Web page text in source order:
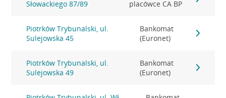
Słowackiego 87/89
placówce CA BP
Piotrków Trybunalski, ul.
Sulejowska 45
Bankomat
(Euronet)
Piotrków Trybunalski, ul.
Sulejowska 49
Bankomat
(Euronet)